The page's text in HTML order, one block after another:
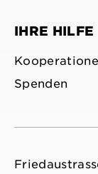
IHRE HILFE
Spenden